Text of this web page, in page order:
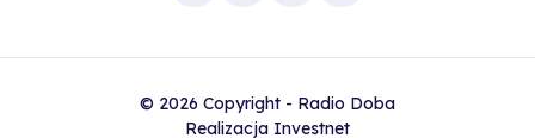
© 2026 Copyright - Radio Doba
Realizacja Investnet